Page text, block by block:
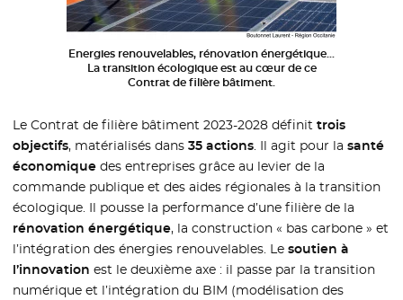
Energies renouvelables, rénovation énergétique…
La transition écologique est au cœur de ce
Contrat de filière bâtiment.
Le Contrat de filière bâtiment 2023-2028 définittrois
objectifs, matérialisés dans35 actions. Il agit pour lasanté
économique des entreprises grâce au levier de la
commande publique et des aides régionales à la transition
écologique. Il pousse la performance d’une filière de la
rénovation énergétique, la construction « bas carbone » et
l’intégration des énergies renouvelables. Lesoutien à
l’innovation est le deuxième axe : il passe par la transition
numérique et l’intégration du BIM (modélisation des